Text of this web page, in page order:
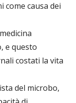
causa dei
e questo
costati la vita
del microbo,